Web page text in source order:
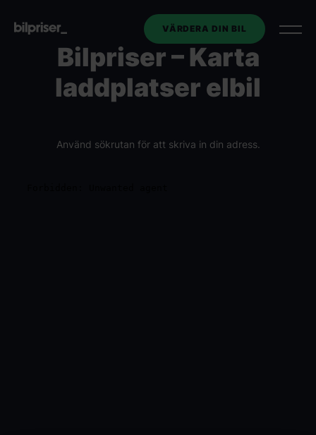
VÄRDERA DIN BIL
Utköp av tjänstebil
Bilpriser – Karta
laddplatser elbil
Använd sökrutan för att skriva in din adress.